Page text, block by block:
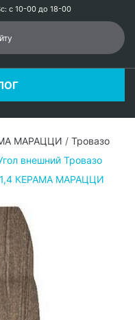
с 10-00 до 18-00
МАРАЦЦИ / Тровазо
внешний Тровазо
КЕРАМА МАРАЦЦИ